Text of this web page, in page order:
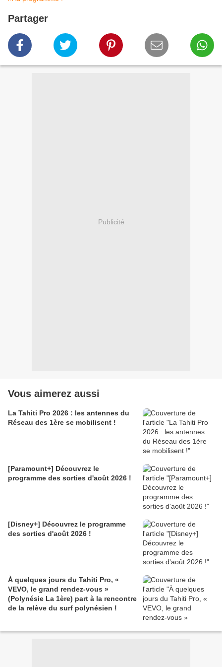
Partager
Publicité
Vous aimerez aussi
La Tahiti Pro 2026 : les antennes du
Réseau des 1ère se mobilisent !
[Paramount+] Découvrez le
programme des sorties d'août 2026 !
[Disney+] Découvrez le programme
des sorties d'août 2026 !
À quelques jours du Tahiti Pro, «
VEVO, le grand rendez-vous »
(Polynésie La 1ère) part à la rencontre
de la relève du surf polynésien !